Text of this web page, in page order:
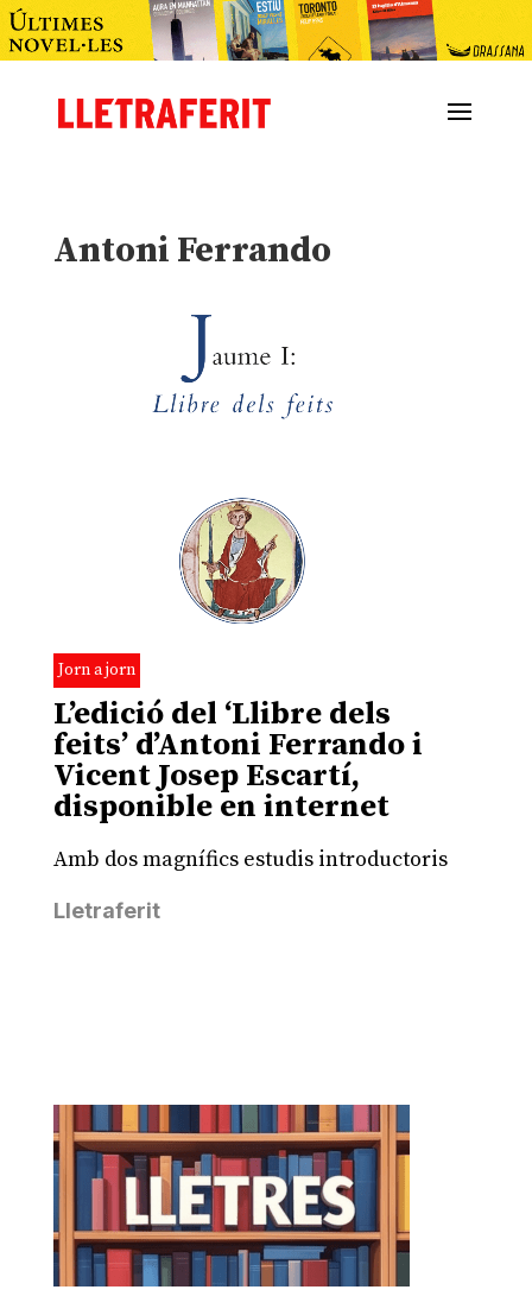
Antoni Ferrando
Jorn a jorn
L’edició del ‘Llibre dels
feits’ d’Antoni Ferrando i
Vicent Josep Escartí,
disponible en internet
Amb dos magnífics estudis introductoris
Lletraferit